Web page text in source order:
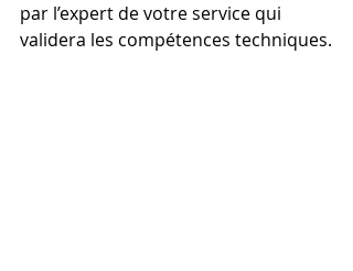
par l’expert de votre service qui
validera les compétences techniques.